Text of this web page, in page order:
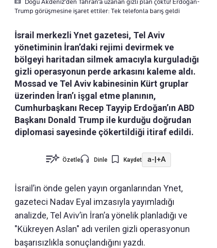
Trump görüşmesine işaret ettiler: Tek telefonla barış geldi
İsrail merkezli Ynet gazetesi, Tel Aviv
yönetiminin İran’daki rejimi devirmek ve
bölgeyi haritadan silmek amacıyla kurguladığı
gizli operasyonun perde arkasını kaleme aldı.
Mossad ve Tel Aviv kabinesinin Kürt gruplar
üzerinden İran’ı işgal etme planının,
Cumhurbaşkanı Recep Tayyip Erdoğan’ın ABD
Başkanı Donald Trump ile kurduğu doğrudan
diplomasi sayesinde çökertildiği itiraf edildi.
Özetle Dinle Kaydet a- +A
İsrail’in önde gelen yayın organlarından Ynet,
gazeteci Nadav Eyal imzasıyla yayımladığı
analizde, Tel Aviv’in İran’a yönelik planladığı ve
"Kükreyen Aslan" adı verilen gizli operasyonun
başarısızlıkla sonuçlandığını yazdı.